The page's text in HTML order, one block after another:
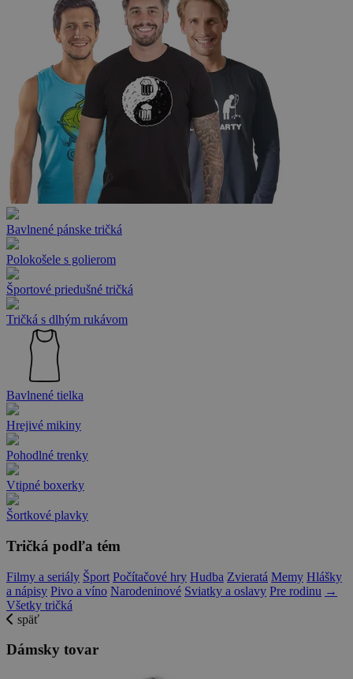
Bavlnené pánske tričká
Polokošele s golierom
Športové priedušné tričká
Tričká s dlhým rukávom
Bavlnené tielka
Hrejivé mikiny
Pohodlné trenky
Vtipné boxerky
Šortkové plavky
Tričká podľa tém
Filmy a seriály Šport Počítačové hry Hudba Zvieratá Memy Hlášky
a nápisy Pivo a víno Narodeninové Sviatky a oslavy Pre rodinu →
Všetky tričká
späť
Dámsky tovar